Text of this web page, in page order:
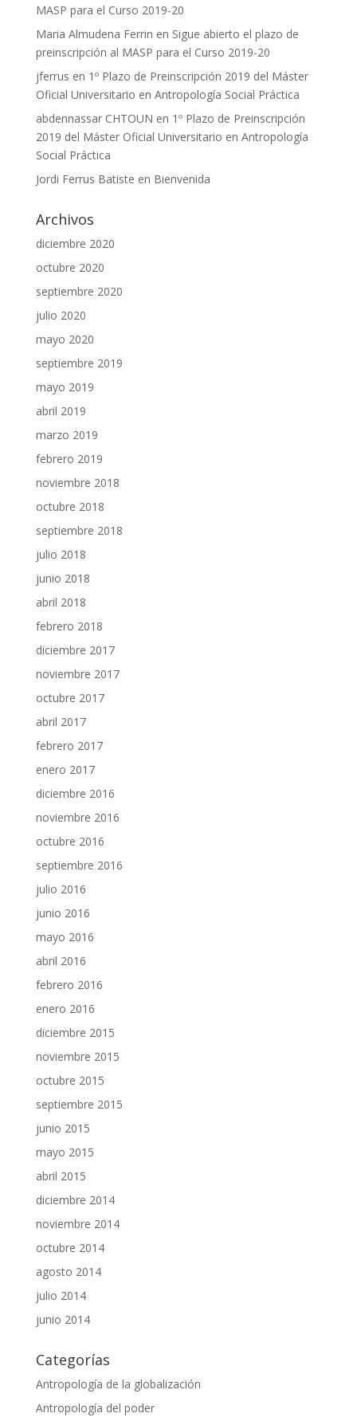
MASP para el Curso 2019-20
Maria Almudena Ferrin en Sigue abierto el plazo de
preinscripción al MASP para el Curso 2019-20
jferrus en 1º Plazo de Preinscripción 2019 del Máster
Oficial Universitario en Antropología Social Práctica
abdennassar CHTOUN en 1º Plazo de Preinscripción
2019 del Máster Oficial Universitario en Antropología
Social Práctica
Jordi Ferrus Batiste en Bienvenida
Archivos
diciembre 2020
octubre 2020
septiembre 2020
julio 2020
mayo 2020
septiembre 2019
mayo 2019
abril 2019
marzo 2019
febrero 2019
noviembre 2018
octubre 2018
septiembre 2018
julio 2018
junio 2018
abril 2018
febrero 2018
diciembre 2017
noviembre 2017
octubre 2017
abril 2017
febrero 2017
enero 2017
diciembre 2016
noviembre 2016
octubre 2016
septiembre 2016
julio 2016
junio 2016
mayo 2016
abril 2016
febrero 2016
enero 2016
diciembre 2015
noviembre 2015
octubre 2015
septiembre 2015
junio 2015
mayo 2015
abril 2015
diciembre 2014
noviembre 2014
octubre 2014
agosto 2014
julio 2014
junio 2014
Categorías
Antropología de la globalización
Antropología del poder